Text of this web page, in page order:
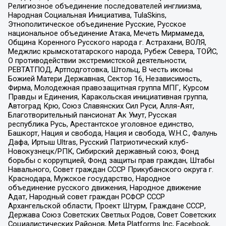
Религиозное объединение последователей инглиизма,
Народная Социальная Инициатива, TulaSkins,
Этнополитическое объединение Русские, Русское
национальное объединение Атака, Мечеть Мирмамеда,
Община Коренного Русского народа г. Астрахани, ВОЛЯ,
Меджлис крымскотатарского народа, Рубеж Севера, ТОЙС,
О противодействии экстремистской деятельности,
РЕВТАТПОД, Артподготовка, Штольц, В честь иконы
Божией Матери Державная, Сектор 16, Независимость,
Фирма, Молодежная правозащитная группа МПГ, Курсом
Правды и Единения, Каракольская инициативная группа,
Автоград Крю, Союз Славянских Сил Руси, Алля-Аят,
Благотворительный пансионат Ак Умут, Русская
республика Русь, Арестантское уголовное единство,
Башкорт, Нация и свобода, Нация и свобода, W.H.С., Фалунь
Дафа, Иртыш Ultras, Русский Патриотический клуб-
Новокузнецк/РПК, Сибирский державный союз, Фонд
борьбы с коррупцией, Фонд защиты прав граждан, Штабы
Навального, Совет граждан СССР Прикубанского округа г.
Краснодара, Мужское государство, Народное
объединение русского движения, Народное движение
Адат, Народный совет граждан РСФСР СССР
Архангельской области, Проект Штурм, Граждане СССР,
Держава Союз Советских Светлых Родов, Совет Советских
Социалистических Районов, Meta Platforms Inc, Facebook,